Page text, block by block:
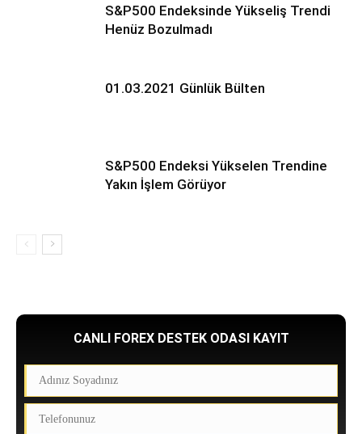
S&P500 Endeksinde Yükseliş Trendi
Henüz Bozulmadı
01.03.2021 Günlük Bülten
S&P500 Endeksi Yükselen Trendine
Yakın İşlem Görüyor
CANLI FOREX DESTEK ODASI KAYIT